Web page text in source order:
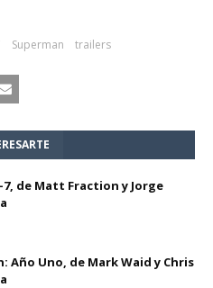
Superman trailers
de Matt Fraction y Jorge
Año Uno, de Mark Waid y Chris